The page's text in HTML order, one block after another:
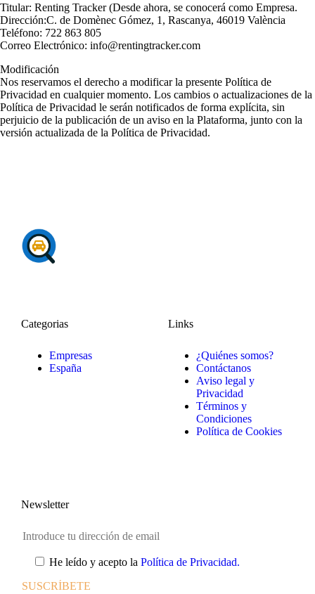
Titular: Renting Tracker (Desde ahora, se conocerá como Empresa.
Dirección:C. de Domènec Gómez, 1, Rascanya, 46019 València
Teléfono: 722 863 805
Correo Electrónico: info@rentingtracker.com
Modificación
Nos reservamos el derecho a modificar la presente Política de
Privacidad en cualquier momento. Los cambios o actualizaciones de la
Política de Privacidad le serán notificados de forma explícita, sin
perjuicio de la publicación de un aviso en la Plataforma, junto con la
versión actualizada de la Política de Privacidad.
Categorias
Empresas
España
Links
¿Quiénes somos?
Contáctanos
Aviso legal y
Privacidad
Términos y
Condiciones
Política de Cookies
Newsletter
He leído y acepto la Política de Privacidad.